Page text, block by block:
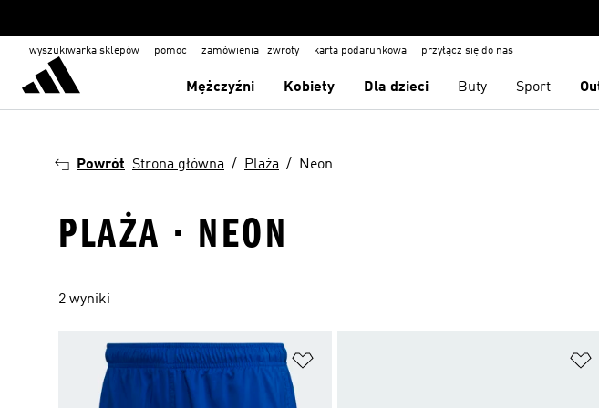
wyszukiwarka sklepów pomoc zamówienia i zwroty karta podarunkowa przyłącz się do nas
Mężczyźni Kobiety Dla dzieci Buty Sport
Powrót Strona główna Plaża Neon
PLAŻA · NEON
2 wyniki